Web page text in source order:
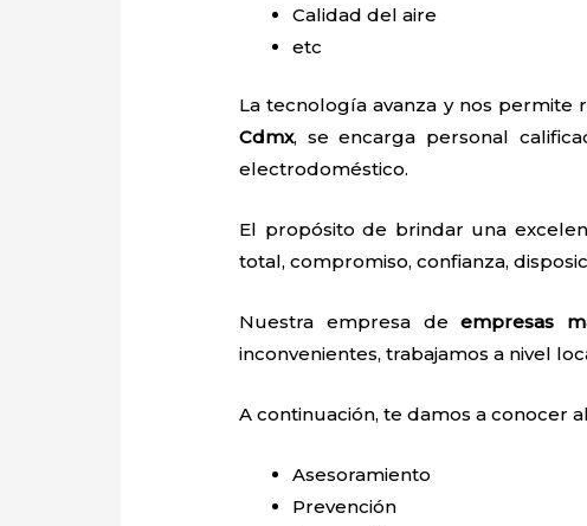
Calidad del aire
etc
La tecnología avanza y nos permite
Cdmx, se encarga personal
electrodoméstico.
El propósito de brindar una
total, compromiso, confianza,
Nuestra empresa deempresas
inconvenientes, trabajamos a nivel
A continuación, te damos a conocer
Asesoramiento
Prevención